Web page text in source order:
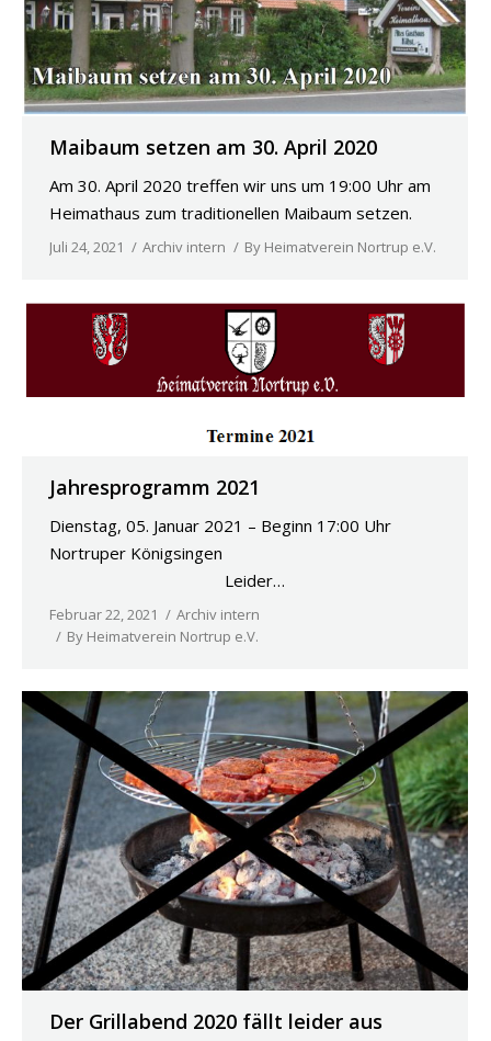
Maibaum setzen am 30. April 2020
Am 30. April 2020 treffen wir uns um 19:00 Uhr am
Heimathaus zum traditionellen Maibaum setzen.
Juli 24, 2021 Archiv intern By Heimatverein Nortrup e.V.
Jahresprogramm 2021
Dienstag, 05. Januar 2021 – Beginn 17:00 Uhr
Nortruper Königsingen
Leider…
Februar 22, 2021
Archiv intern
By Heimatverein Nortrup e.V.
Der Grillabend 2020 fällt leider aus